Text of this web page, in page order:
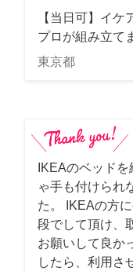
【当日可】イ
プロが組み立て
東京都
IKEAのベッド
ゃ手も付けられ
た。 IKEAの方
段でして頂け、
お願いして良か
したら、利用さ